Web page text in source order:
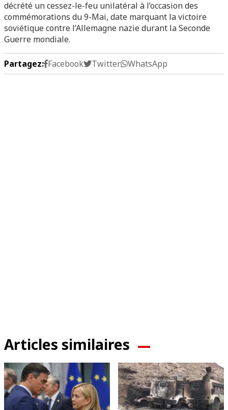
décrété un cessez-le-feu unilatéral à l’occasion des
commémorations du 9-Mai, date marquant la victoire
soviétique contre l’Allemagne nazie durant la Seconde
Guerre mondiale.
Partagez: Facebook Twitter WhatsApp
Articles similaires